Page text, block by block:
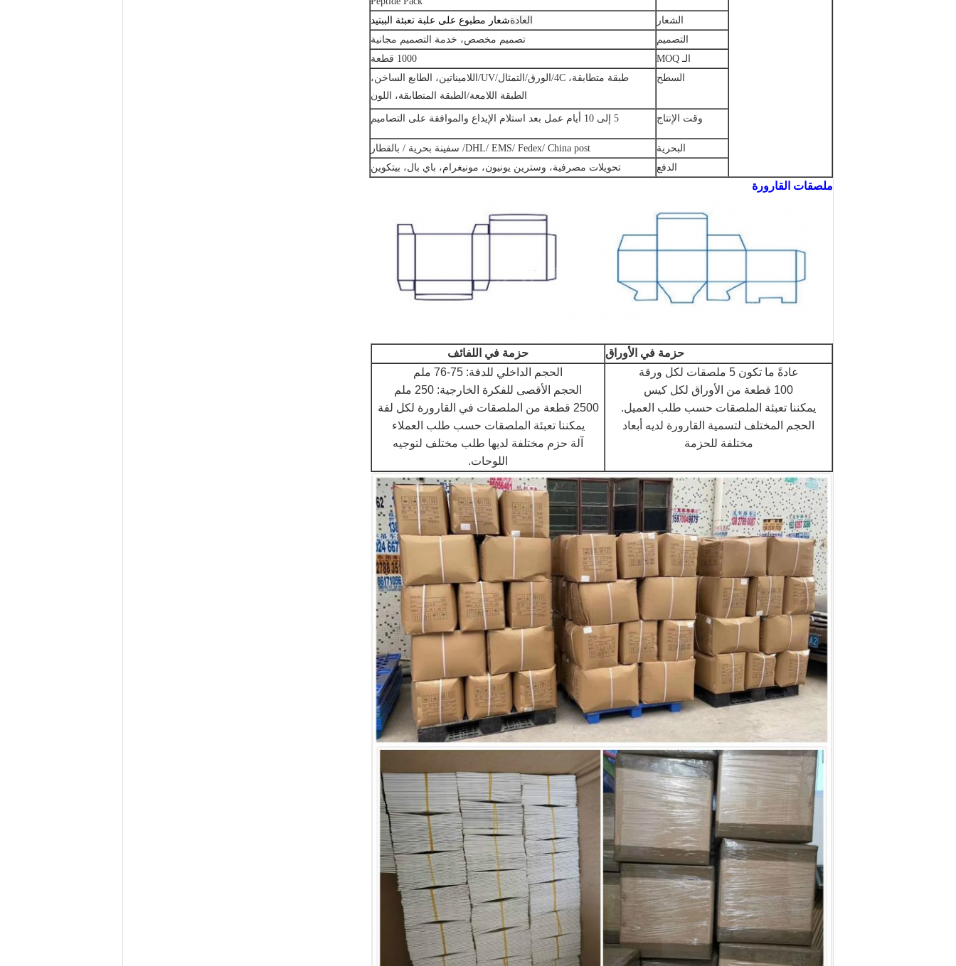
الشعار
العادةشعار مطبوع على علبة تعبئة الببتيد
التصميم
تصميم مخصص، خدمة التصميم مجانية
الـ MOQ
1000 قطعة
السطح
طبقة متطابقة، 4C/الورق/التمثال/UV/اللاميناتين، الطابع الساخن،
الطبقة اللامعة/الطبقة المتطابقة، اللون
وقت الإنتاج 5 إلى 10 أيام عمل بعد استلام الإيداع والموافقة على التصاميم
البحرية
DHL/ EMS/ Fedex/ China post/ سفينة بحرية / بالقطار
الدفع
تحويلات مصرفية، وسترين يونيون، مونيغرام، باي بال، بيتكوين
ملصقات القارورة
حزمة في الأوراق
حزمة في اللفائف
عادةً ما تكون 5 ملصقات لكل ورقة
100 قطعة من الأوراق لكل كيس
يمكننا تعبئة الملصقات حسب طلب العميل.
الحجم المختلف لتسمية القارورة لديه أبعاد
مختلفة للحزمة
الحجم الداخلي للدفة: 75-76 ملم
الحجم الأقصى للفكرة الخارجية: 250 ملم
2500 قطعة من الملصقات في القارورة لكل لفة
يمكننا تعبئة الملصقات حسب طلب العملاء
آلة حزم مختلفة لديها طلب مختلف لتوجيه
اللوحات.